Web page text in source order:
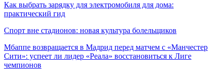
Как выбрать зарядку для электромобиля для дома:
практический гид
Спорт вне стадионов: новая культура болельщиков
Мбаппе возвращается в Мадрид перед матчем с «Манчестер
Сити»: успеет ли лидер «Реала» восстановиться к Лиге
чемпионов